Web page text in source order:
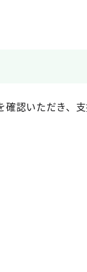
確認いただき、